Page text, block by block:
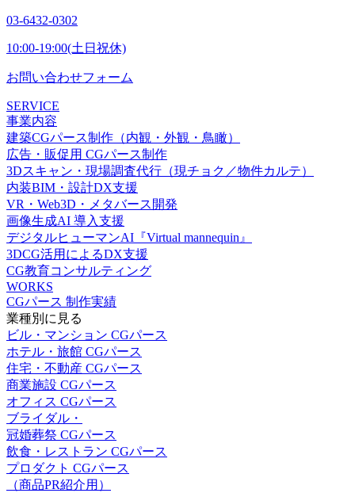
03-6432-0302
10:00-19:00(土日祝休)
お問い合わせフォーム
SERVICE
事業内容
建築CGパース制作（内観・外観・鳥瞰）
広告・販促用 CGパース制作
3Dスキャン・現場調査代行（現チョク／物件カルテ）
内装BIM・設計DX支援
VR・Web3D・メタバース開発
画像生成AI 導入支援
デジタルヒューマンAI『Virtual mannequin』
3DCG活用によるDX支援
CG教育コンサルティング
WORKS
CGパース 制作実績
業種別に見る
ビル・マンション CGパース
ホテル・旅館 CGパース
住宅・不動産 CGパース
商業施設 CGパース
オフィス CGパース
ブライダル・
冠婚葬祭 CGパース
飲食・レストラン CGパース
プロダクト CGパース
（商品PR紹介用）